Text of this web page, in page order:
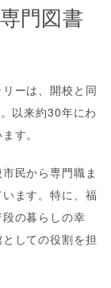
門図書
ーは、開校と同
以来約30年にわ
す。
民から専門職ま
ます。特に、福
の暮らしの幸
しての役割を担